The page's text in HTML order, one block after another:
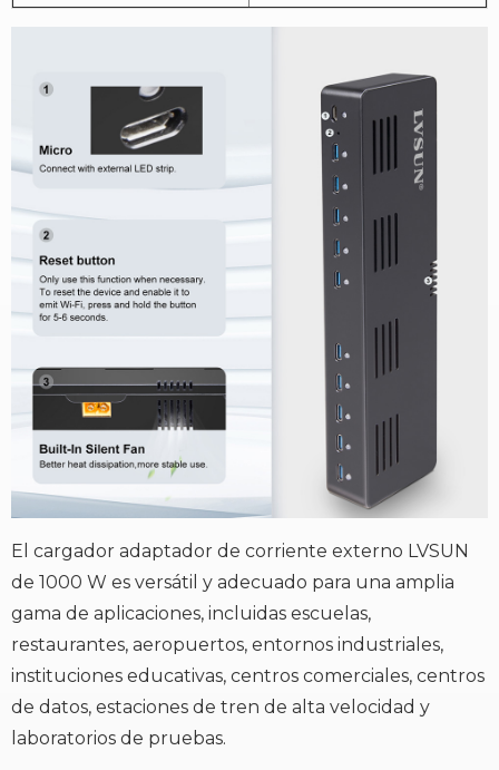
El cargador adaptador de corriente externo LVSUN
de 1000 W es versátil y adecuado para una amplia
gama de aplicaciones, incluidas escuelas,
restaurantes, aeropuertos, entornos industriales,
instituciones educativas, centros comerciales, centros
de datos, estaciones de tren de alta velocidad y
laboratorios de pruebas.